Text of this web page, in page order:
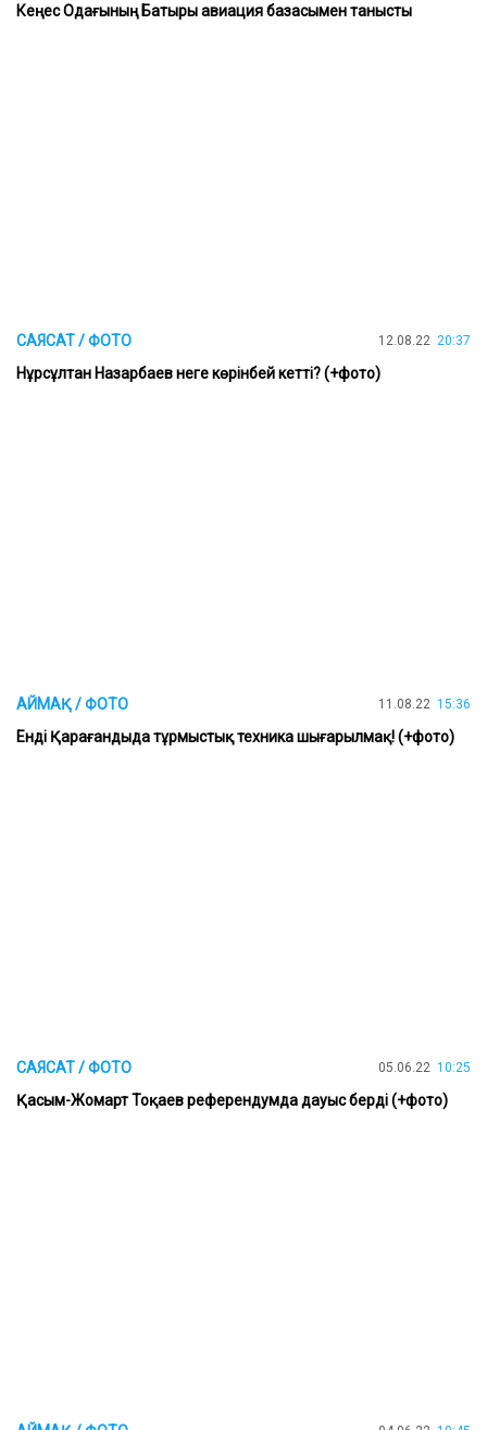
Кеңес Одағының Батыры авиация базасымен танысты
САЯСАТ / ФОТО 12.08.22 20:37
Нұрсұлтан Назарбаев неге көрінбей кетті? (+фото)
АЙМАҚ / ФОТО 11.08.22 15:36
Енді Қарағандыда тұрмыстық техника шығарылмақ! (+фото)
САЯСАТ / ФОТО 05.06.22 10:25
Қасым-Жомарт Тоқаев референдумда дауыс берді (+фото)